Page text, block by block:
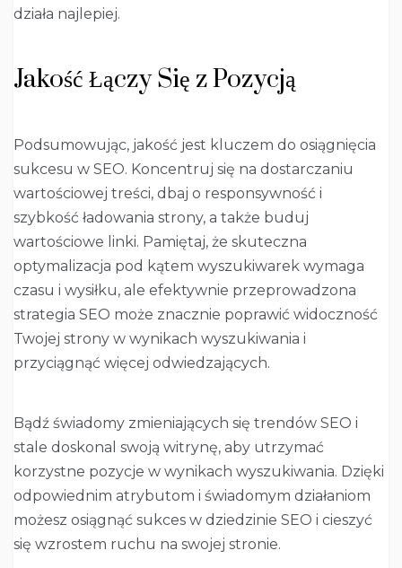
działa najlepiej.
Jakość Łączy Się z Pozycją
Podsumowując, jakość jest kluczem do osiągnięcia
sukcesu w SEO. Koncentruj się na dostarczaniu
wartościowej treści, dbaj o responsywność i
szybkość ładowania strony, a także buduj
wartościowe linki. Pamiętaj, że skuteczna
optymalizacja pod kątem wyszukiwarek wymaga
czasu i wysiłku, ale efektywnie przeprowadzona
strategia SEO może znacznie poprawić widoczność
Twojej strony w wynikach wyszukiwania i
przyciągnąć więcej odwiedzających.
Bądź świadomy zmieniających się trendów SEO i
stale doskonal swoją witrynę, aby utrzymać
korzystne pozycje w wynikach wyszukiwania. Dzięki
odpowiednim atrybutom i świadomym działaniom
możesz osiągnąć sukces w dziedzinie SEO i cieszyć
się wzrostem ruchu na swojej stronie.